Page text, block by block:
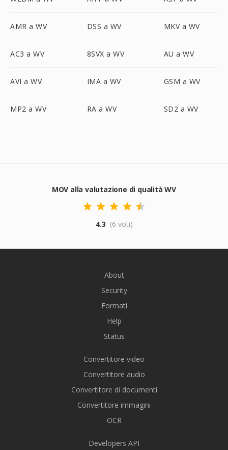
AMR a WV DSS a WV MKV a WV
AC3 a WV 8SVX a WV AU a WV
AVI a WV IMA a WV GSM a WV
MP2 a WV RA a WV SD2 a WV
MOV alla valutazione di qualità WV
4.3 (6 voti)
About
Security
Formati
Help
Status
Convertitore video
Convertitore audio
Convertitore di documenti
Convertitore immagini
OCR
Developers API